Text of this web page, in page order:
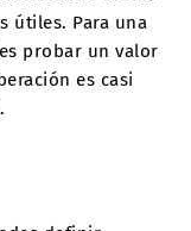
útiles. Para una
probar un valor
es casi